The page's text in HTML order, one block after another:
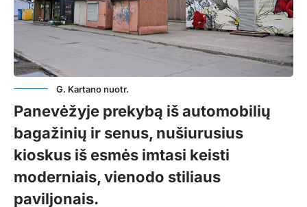
G. Kartano nuotr.
Panevėžyje prekybą iš automobilių
bagažinių ir senus, nušiurusius
kioskus iš esmės imtasi keisti
moderniais, vienodo stiliaus
paviljonais.